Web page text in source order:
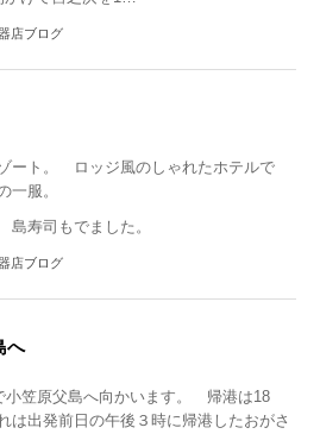
店ブログ
ート。 ロッジ風のしゃれたホテルで
服。
寿司もでました。
店ブログ
へ
小笠原父島へ向かいます。 帰港は18
出発前日の午後３時に帰港したおがさ